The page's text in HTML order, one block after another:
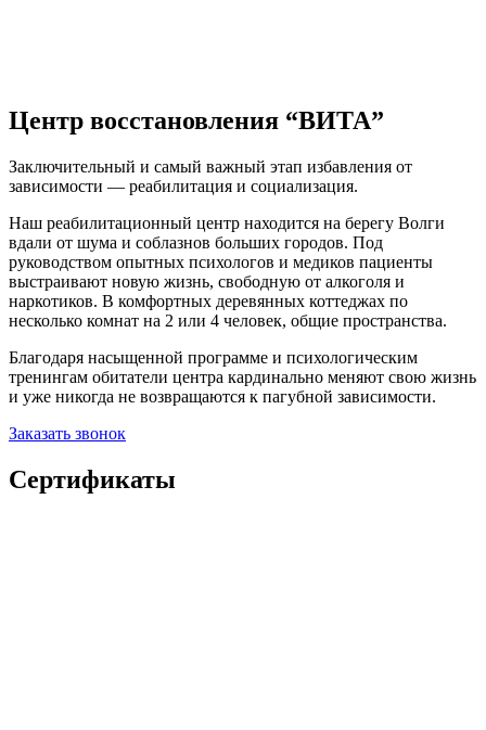
Центр восстановления “ВИТА”
Заключительный и самый важный этап избавления от
зависимости — реабилитация и социализация.
Наш реабилитационный центр находится на берегу Волги
вдали от шума и соблазнов больших городов. Под
руководством опытных психологов и медиков пациенты
выстраивают новую жизнь, свободную от алкоголя и
наркотиков. В комфортных деревянных коттеджах по
несколько комнат на 2 или 4 человек, общие пространства.
Благодаря насыщенной программе и психологическим
тренингам обитатели центра кардинально меняют свою жизнь
и уже никогда не возвращаются к пагубной зависимости.
Заказать звонок
Сертификаты